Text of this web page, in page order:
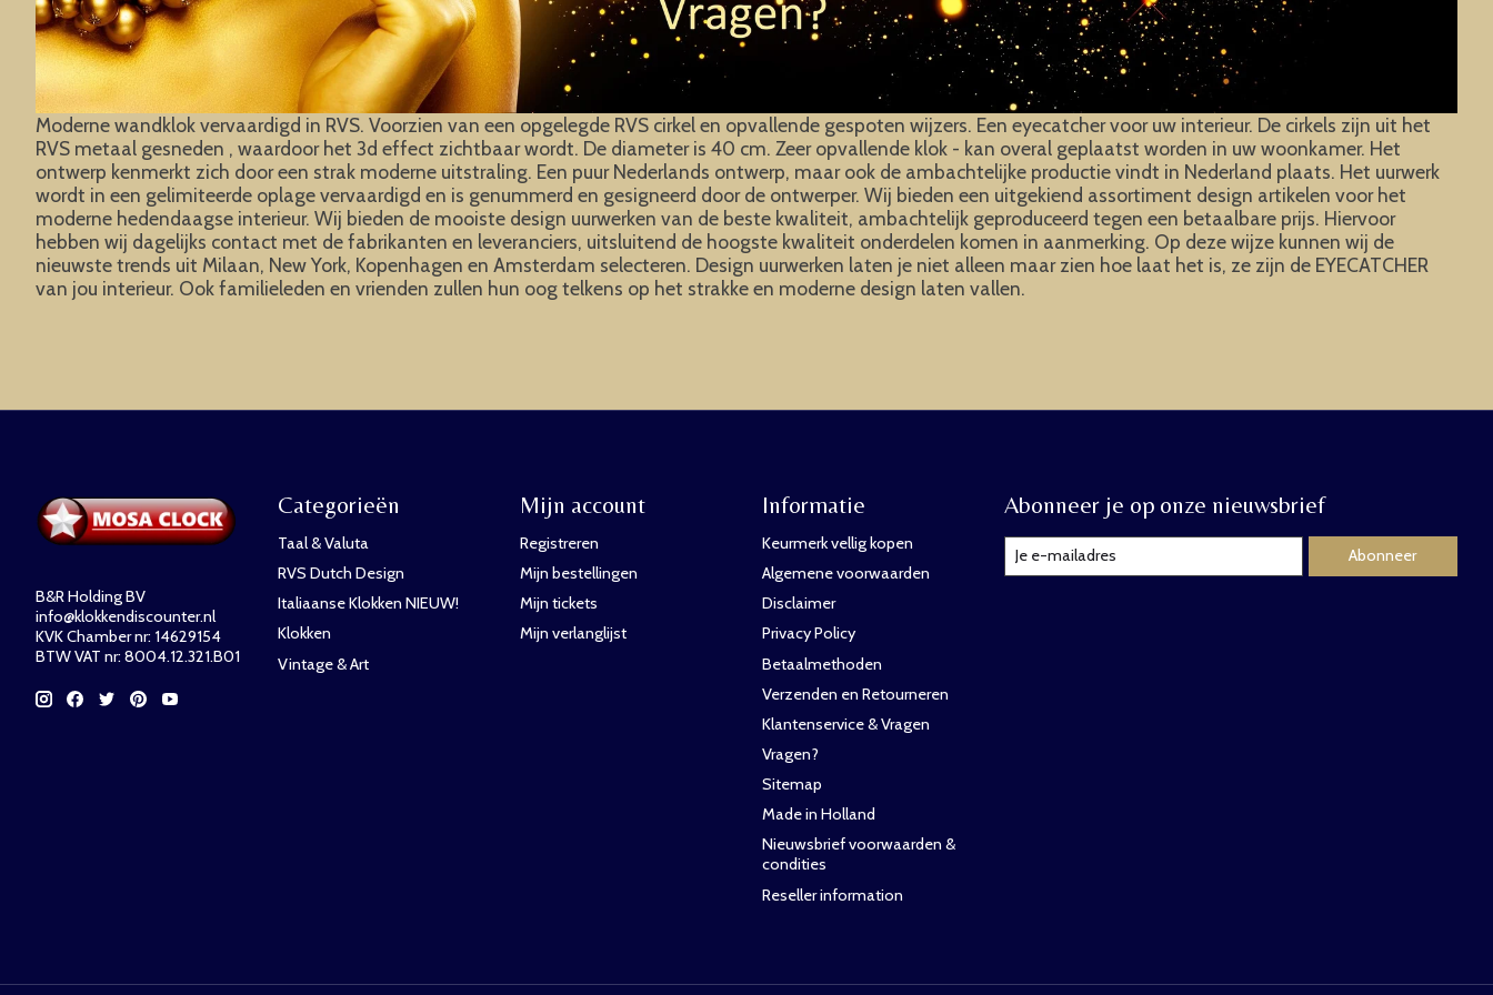
Moderne wandklok vervaardigd in RVS. Voorzien van een opgelegde RVS cirkel en opvallende gespoten wijzers. Een eyecatcher voor uw interieur. De cirkels zijn uit het
RVS metaal gesneden , waardoor het 3d effect zichtbaar wordt. De diameter is 40 cm. Zeer opvallende klok - kan overal geplaatst worden in uw woonkamer. Het
ontwerp kenmerkt zich door een strak moderne uitstraling. Een puur Nederlands ontwerp, maar ook de ambachtelijke productie vindt in Nederland plaats. Het uurwerk
wordt in een gelimiteerde oplage vervaardigd en is genummerd en gesigneerd door de ontwerper. Wij bieden een uitgekiend assortiment design artikelen voor het
moderne hedendaagse interieur. Wij bieden de mooiste design uurwerken van de beste kwaliteit, ambachtelijk geproduceerd tegen een betaalbare prijs. Hiervoor
hebben wij dagelijks contact met de fabrikanten en leveranciers, uitsluitend de hoogste kwaliteit onderdelen komen in aanmerking. Op deze wijze kunnen wij de
nieuwste trends uit Milaan, New York, Kopenhagen en Amsterdam selecteren. Design uurwerken laten je niet alleen maar zien hoe laat het is, ze zijn de EYECATCHER
van jou interieur. Ook familieleden en vrienden zullen hun oog telkens op het strakke en moderne design laten vallen.
B&R Holding BV
info@klokkendiscounter.nl
KVK Chamber nr: 14629154
BTW VAT nr: 8004.12.321.B01
Categorieën
Taal & Valuta
RVS Dutch Design
Italiaanse Klokken NIEUW!
Klokken
Vintage & Art
Mijn account
Registreren
Mijn bestellingen
Mijn tickets
Mijn verlanglijst
Informatie
Keurmerk vellig kopen
Algemene voorwaarden
Disclaimer
Privacy Policy
Betaalmethoden
Verzenden en Retourneren
Klantenservice & Vragen
Vragen?
Sitemap
Made in Holland
Nieuwsbrief voorwaarden &
condities
Reseller information
Abonneer je op onze nieuwsbrief
Abonneer